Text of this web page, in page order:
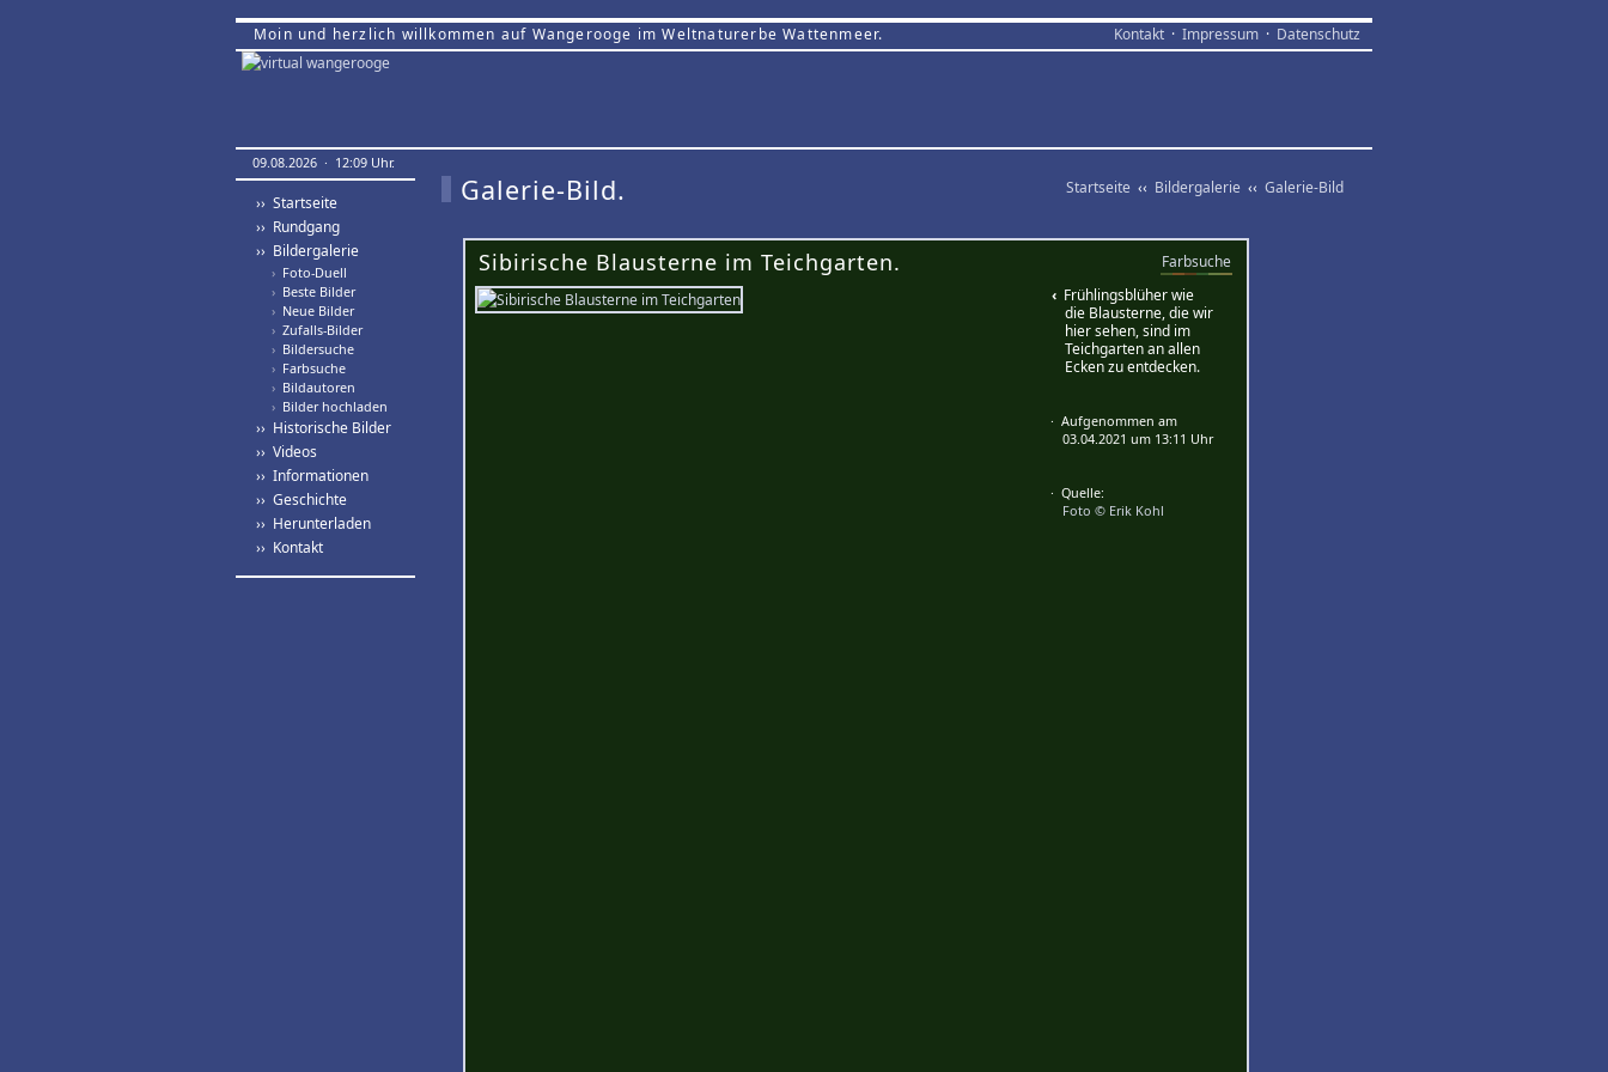
Moin und herzlich willkommen auf Wangerooge im Weltnaturerbe Wattenmeer. Kontakt · Impressum · Datenschutz
09.08.2026 · 12:09 Uhr.
›› Startseite
›› Rundgang
›› Bildergalerie
› Foto-Duell
› Beste Bilder
› Neue Bilder
› Zufalls-Bilder
› Bildersuche
› Farbsuche
› Bildautoren
› Bilder hochladen
›› Historische Bilder
›› Videos
›› Informationen
›› Geschichte
›› Herunterladen
›› Kontakt
Startseite ‹‹ Bildergalerie ‹‹ Galerie-Bild
Galerie-Bild.
Farbsuche
Sibirische Blausterne im Teichgarten.
‹ Frühlingsblüher wie
die Blausterne, die wir
hier sehen, sind im
Teichgarten an allen
Ecken zu entdecken.
· Aufgenommen am
03.04.2021 um 13:11 Uhr
· Quelle:
Foto © Erik Kohl